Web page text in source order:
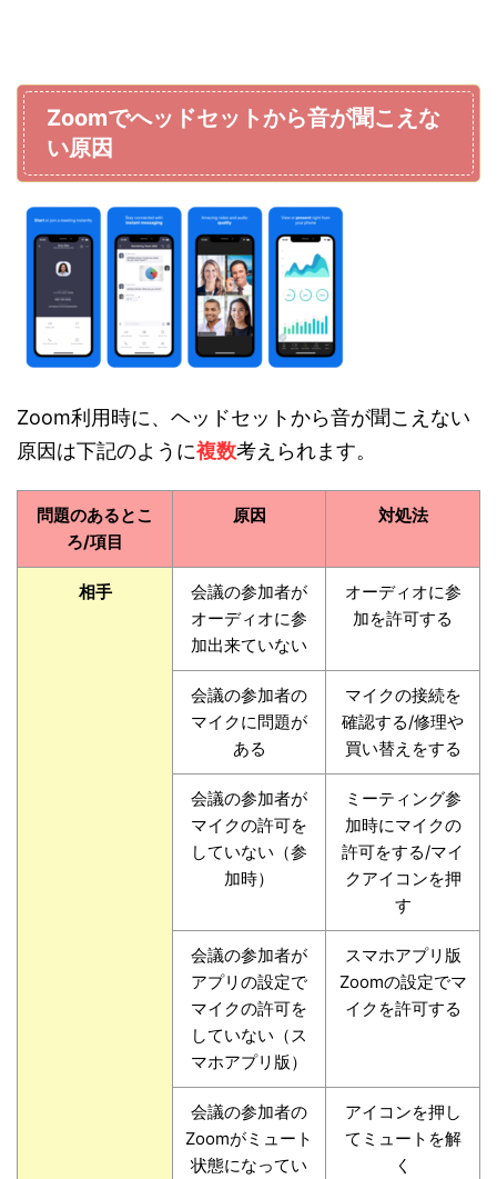
Zoomでへッドセットから音が聞こえな
い原因
Zoom利用時に、ヘッドセットから音が聞こえない
原因は下記のように複数考えられます。
問題のあるとこ
ろ/項目
原因 対処法
相手
会議の参加者が
オーディオに参
加出来ていない
オーディオに参
加を許可する
会議の参加者の
マイクに問題が
ある
マイクの接続を
確認する/修理や
買い替えをする
会議の参加者が
マイクの許可を
していない（参
加時）
ミーティング参
加時にマイクの
許可をする/マイ
クアイコンを押
す
会議の参加者が
アプリの設定で
マイクの許可を
していない（ス
マホアプリ版）
スマホアプリ版
Zoomの設定でマ
イクを許可する
会議の参加者の
Zoomがミュート
状態になってい
アイコンを押し
てミュートを解
く